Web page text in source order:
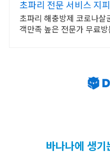
초파리 전문 서비스 지
품질의 맞춤 케어
초파리 해충방제 코로나살균소독 고
객만족 높은 전문가 무료방
바나나에 생